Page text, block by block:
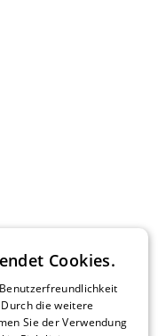
Cookies.
die weitere
Sie der Verwendung